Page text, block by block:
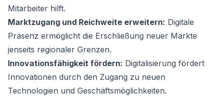
Mitarbeiter hilft.
Marktzugang und Reichweite erweitern: Digitale
Präsenz ermöglicht die Erschließung neuer Märkte
jenseits regionaler Grenzen.
Innovationsfähigkeit fördern: Digitalisierung fördert
Innovationen durch den Zugang zu neuen
Technologien und Geschäftsmöglichkeiten.